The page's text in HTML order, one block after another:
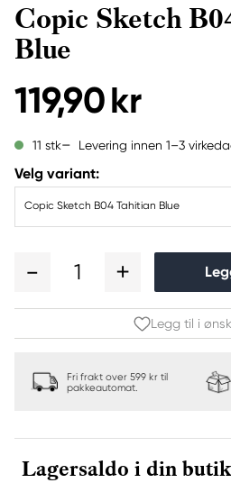
Copic Sketch
Blue
119,90 kr
11 stk Levering innen 1–3
Velg variant:
Copic Sketch B04 Tahitian Blue
1
Legg til i
Fri frakt over 599 kr til
pakkeautomat.
Lagersaldo i din